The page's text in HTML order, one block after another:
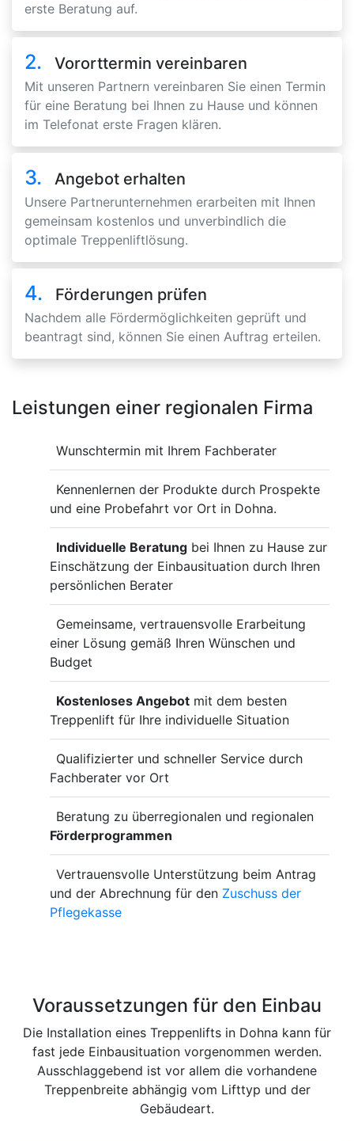
erste Beratung auf.
2. Vororttermin vereinbaren
Mit unseren Partnern vereinbaren Sie einen Termin
für eine Beratung bei Ihnen zu Hause und können
im Telefonat erste Fragen klären.
3. Angebot erhalten
Unsere Partnerunternehmen erarbeiten mit Ihnen
gemeinsam kostenlos und unverbindlich die
optimale Treppenliftlösung.
4. Förderungen prüfen
Nachdem alle Fördermöglichkeiten geprüft und
beantragt sind, können Sie einen Auftrag erteilen.
Leistungen einer regionalen Firma
Wunschtermin mit Ihrem Fachberater
Kennenlernen der Produkte durch Prospekte
und eine Probefahrt vor Ort in Dohna.
Individuelle Beratung bei Ihnen zu Hause zur
Einschätzung der Einbausituation durch Ihren
persönlichen Berater
Gemeinsame, vertrauensvolle Erarbeitung
einer Lösung gemäß Ihren Wünschen und
Budget
Kostenloses Angebot mit dem besten
Treppenlift für Ihre individuelle Situation
Qualifizierter und schneller Service durch
Fachberater vor Ort
Beratung zu überregionalen und regionalen
Förderprogrammen
Vertrauensvolle Unterstützung beim Antrag
und der Abrechnung für den Zuschuss der
Pflegekasse
Voraussetzungen für den Einbau
Die Installation eines Treppenlifts in Dohna kann für
fast jede Einbausituation vorgenommen werden.
Ausschlaggebend ist vor allem die vorhandene
Treppenbreite abhängig vom Lifttyp und der
Gebäudeart.